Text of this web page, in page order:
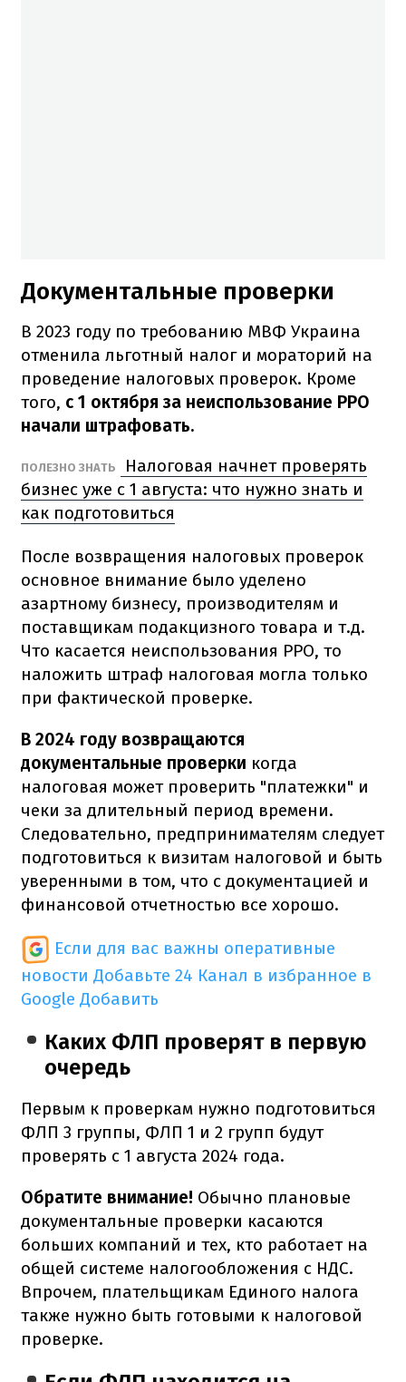
Документальные проверки
В 2023 году по требованию МВФ Украина
отменила льготный налог и мораторий на
проведение налоговых проверок. Кроме
того, с 1 октября за неиспользование РРО
начали штрафовать.
ПОЛЕЗНО ЗНАТЬ
Налоговая начнет проверять
бизнес уже с 1 августа: что нужно знать и
как подготовиться
После возвращения налоговых проверок
основное внимание было уделено
азартному бизнесу, производителям и
поставщикам подакцизного товара и т.д.
Что касается неиспользования РРО, то
наложить штраф налоговая могла только
при фактической проверке.
В 2024 году возвращаются
документальные проверки когда
налоговая может проверить "платежки" и
чеки за длительный период времени.
Следовательно, предпринимателям следует
подготовиться к визитам налоговой и быть
уверенными в том, что с документацией и
финансовой отчетностью все хорошо.
Если для вас важны оперативные
новости Добавьте 24 Канал в избранное в
Google Добавить
Каких ФЛП проверят в первую
очередь
Первым к проверкам нужно подготовиться
ФЛП 3 группы, ФЛП 1 и 2 групп будут
проверять с 1 августа 2024 года.
Обратите внимание! Обычно плановые
документальные проверки касаются
больших компаний и тех, кто работает на
общей системе налогообложения с НДС.
Впрочем, плательщикам Единого налога
также нужно быть готовыми к налоговой
проверке.